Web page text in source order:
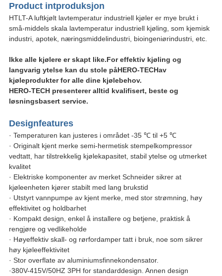
Product intproduksjon
HTLT-A luftkjølt lavtemperatur industriell kjøler er mye brukt i
små-middels skala lavtemperatur industriell kjøling, som kjemisk
industri, apotek, næringsmiddelindustri, bioingeniørindustri, etc.
Ikke alle kjølere er skapt like.For effektiv kjøling og
langvarig ytelse kan du stole påHERO-TECHav
kjøleprodukter for alle dine kjølebehov.
HERO-TECH presenterer alltid kvalifisert, beste og
løsningsbasert service.
Designfeatures
· Temperaturen kan justeres i området -35 ℃ til +5 ℃
· Originalt kjent merke semi-hermetisk stempelkompressor
vedtatt, har tilstrekkelig kjølekapasitet, stabil ytelse og utmerket
kvalitet
· Elektriske komponenter av merket Schneider sikrer at
kjøleenheten kjører stabilt med lang brukstid
· Utstyrt vannpumpe av kjent merke, med stor strømning, høy
effektivitet og holdbarhet
· Kompakt design, enkel å installere og betjene, praktisk å
rengjøre og vedlikeholde
· Høyeffektiv skall- og rørfordamper tatt i bruk, noe som sikrer
høy kjøleeffektivitet
· Stor overflate av aluminiumsfinnekondensator.
·380V-415V/50HZ 3PH for standarddesign. Annen design